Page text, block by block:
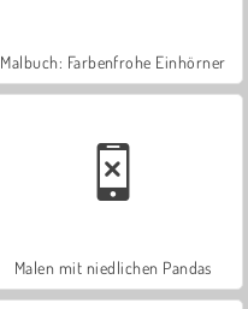
Malbuch: Farbenfrohe Einhörner
Malen mit niedlichen Pandas